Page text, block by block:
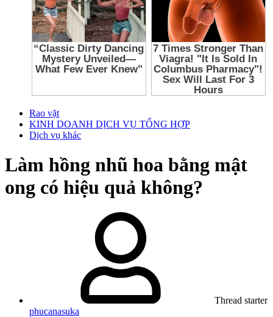
Rao vặt
KINH DOANH DỊCH VỤ TỔNG HỢP
Dịch vụ khác
Làm hồng nhũ hoa bằng mật
ong có hiệu quả không?
Thread starter
phucanasuka